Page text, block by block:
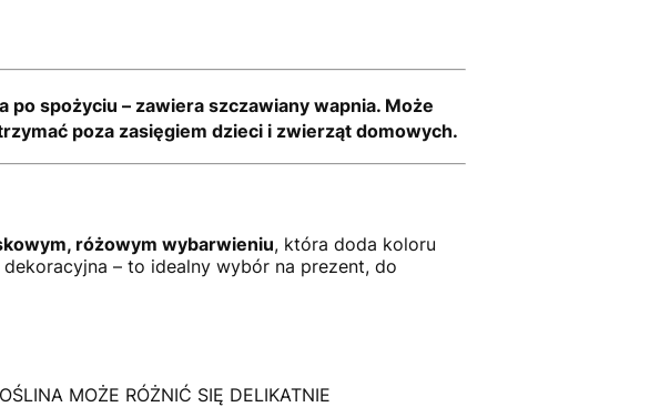
po spożyciu – zawiera szczawiany wapnia. Może
poza zasięgiem dzieci i zwierząt domowych.
różowym wybarwieniu, która doda koloru
– to idealny wybór na prezent, do
MOŻE RÓŻNIĆ SIĘ DELIKATNIE